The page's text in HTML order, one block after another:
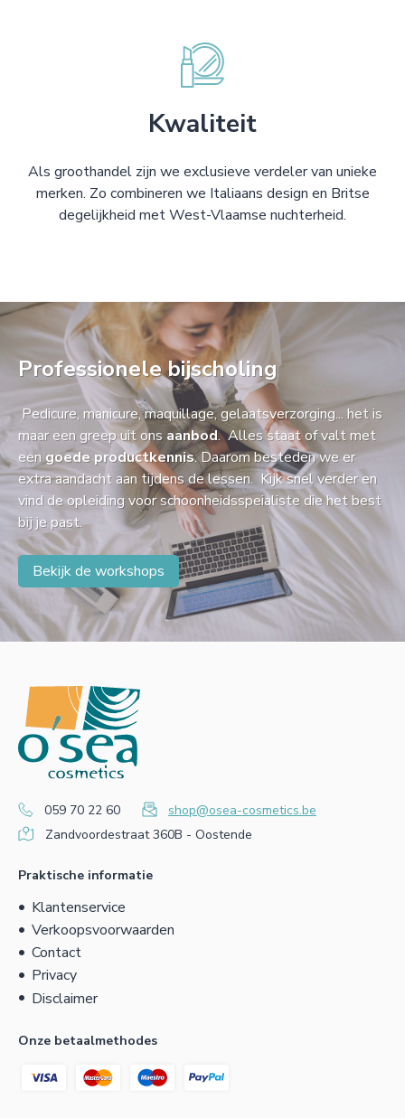
Kwaliteit
Als groothandel zijn we exclusieve verdeler van unieke
merken. Zo combineren we Italiaans design en Britse
degelijkheid met West-Vlaamse nuchterheid.
Professionele bijscholing
Pedicure, manicure, maquillage, gelaatsverzorging... het is
maar een greep uit ons aanbod. Alles staat of valt met
eengoede productkennis. Daarom besteden we er
extra aandacht aan tijdens de lessen. Kijk snel verder en
vind de opleiding voor schoonheidsspeialiste die het best
bij je past.
Bekijk de workshops
059 70 22 60
shop@osea-cosmetics.be
Zandvoordestraat 360B - Oostende
Praktische informatie
Klantenservice
Verkoopsvoorwaarden
Contact
Privacy
Disclaimer
Onze betaalmethodes